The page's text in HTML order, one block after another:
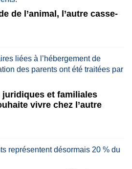
de l’animal, l’autre casse-
juridiques et familiales
vivre chez l’autre